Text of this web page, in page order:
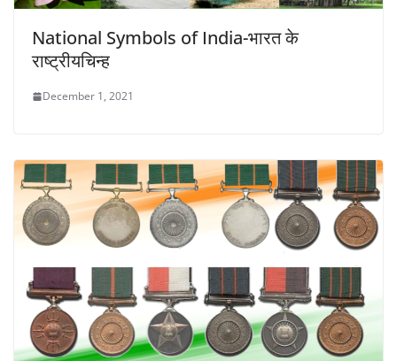
National Symbols of India-भारत के
राष्ट्रीयचिन्ह
December 1, 2021